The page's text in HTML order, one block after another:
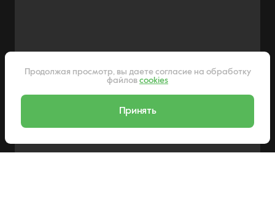
Продолжая просмотр, вы даете согласие на обработку
файлов cookies
Принять